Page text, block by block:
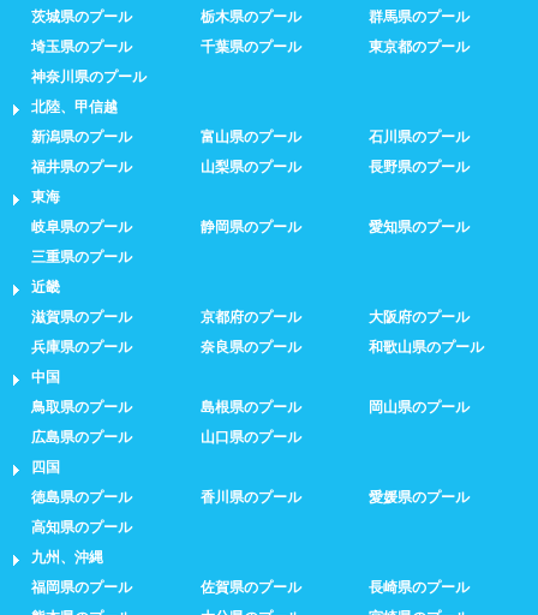
茨城県のプール
栃木県のプール
群馬県のプール
埼玉県のプール
千葉県のプール
東京都のプール
神奈川県のプール
北陸、甲信越
新潟県のプール
富山県のプール
石川県のプール
福井県のプール
山梨県のプール
長野県のプール
東海
岐阜県のプール
静岡県のプール
愛知県のプール
三重県のプール
近畿
滋賀県のプール
京都府のプール
大阪府のプール
兵庫県のプール
奈良県のプール
和歌山県のプール
中国
鳥取県のプール
島根県のプール
岡山県のプール
広島県のプール
山口県のプール
四国
徳島県のプール
香川県のプール
愛媛県のプール
高知県のプール
九州、沖縄
福岡県のプール
佐賀県のプール
長崎県のプール